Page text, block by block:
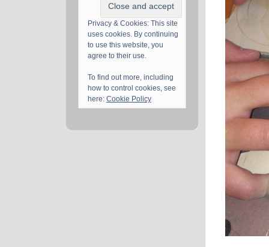
Privacy & Cookies: This site
uses cookies. By continuing
to use this website, you
agree to their use.
To find out more, including
how to control cookies, see
here: Cookie Policy